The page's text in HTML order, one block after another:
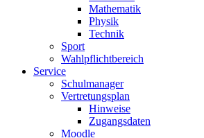
Mathematik
Physik
Technik
Sport
Wahlpflichtbereich
Service
Schulmanager
Vertretungsplan
Hinweise
Zugangsdaten
Moodle